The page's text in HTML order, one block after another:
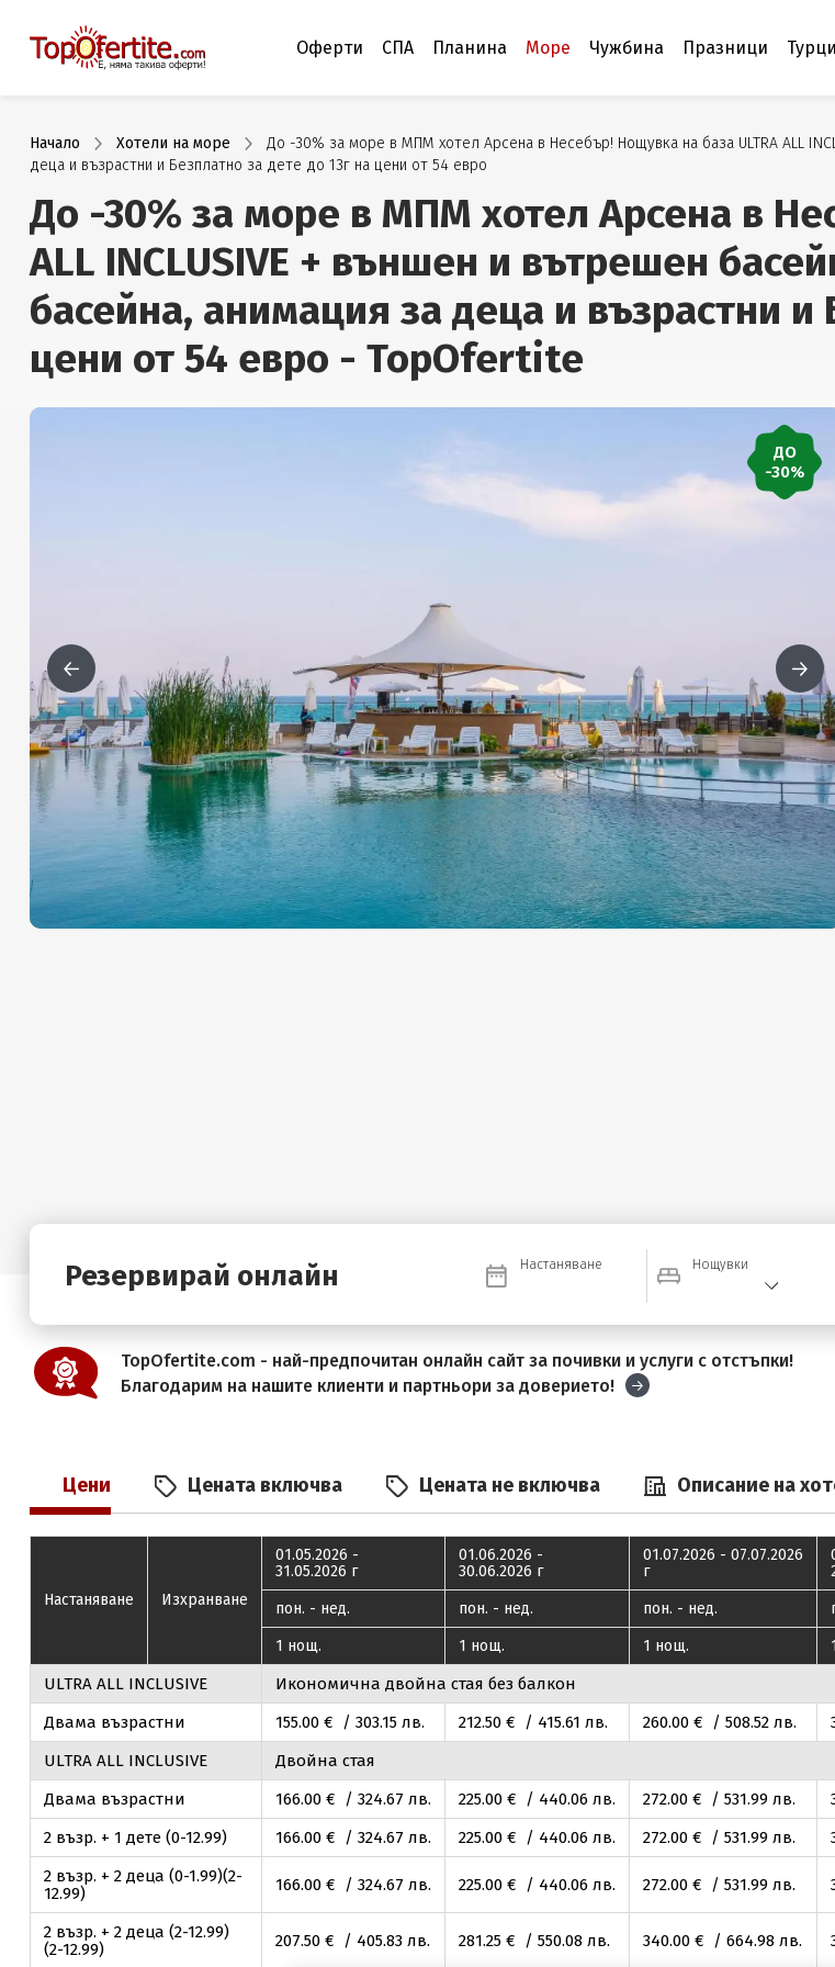
Оферти СПА Планина Море Чужбина Празници
Начало Хотели на море
До -30% за море в МПМ хотел Арсена в Несебър! Нощувка на база ULTRA ALL
деца и възрастни и Безплатно за дете до 13г на цени от 54 евро
До -30% за море в МПМ хотел Арсена в
ALL INCLUSIVE + външен и вътрешен
басейна, анимация за деца и възрастни и
цени от 54 евро - TopOfertite
ДО
-30%
Резервирай онлайн Настаняване Нощувки
TopOfertite.com - най-предпочитан онлайн сайт за почивки и услуги с отстъпки!
Благодарим на нашите клиенти и партньори за доверието!
Цени Цената включва Цената не включва Описание на
Настаняване Изхранване
01.05.2026 -
31.05.2026 г
01.06.2026 -
30.06.2026 г
01.07.2026 - 07.07.2026
г
пон. - нед.
пон. - нед. пон. - нед.
1 нощ.
1 нощ. 1 нощ.
ULTRA ALL INCLUSIVE
Икономична двойна стая без балкон
Двама възрастни
155.00€ / 303.15лв. 212.50€ / 415.61 лв. 260.00€ / 508.52лв.
ULTRA ALL INCLUSIVE
Двойна стая
Двама възрастни
166.00€ / 324.67 лв. 225.00€ / 440.06лв. 272.00€ / 531.99лв.
2 възр. + 1 дете (0-12.99)
166.00€ / 324.67 лв. 225.00€ / 440.06лв. 272.00€ / 531.99лв.
2 възр. + 2 деца (0-1.99)(2-
12.99)
166.00€ / 324.67 лв. 225.00€ / 440.06лв. 272.00€ / 531.99лв.
2 възр. + 2 деца (2-12.99)
(2-12.99)
207.50€ / 405.83лв. 281.25€ / 550.08лв. 340.00€ / 664.98лв.